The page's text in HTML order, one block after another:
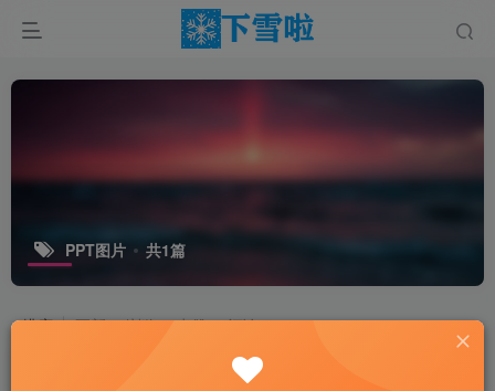
PPT图片 共1篇
排序 更新 浏览 点赞 评论